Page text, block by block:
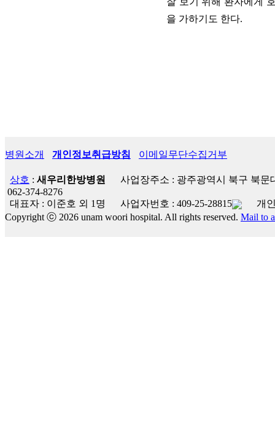
을 가하기도 한다.
병원소개 개인정보취급방침 이메일무단수집거부
상호 : 새우리한방병원
사업장주소 : 광주광역시 북구 북문
062-374-8276
대표자 : 이준호 외 1명
사업자번호 : 409-25-28815
개
Copyright ⓒ 2026 unam woori hospital. All rights reserved. Mail to